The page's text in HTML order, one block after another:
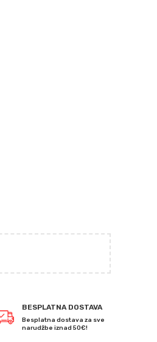
BESPLATNA DOSTAVA
Besplatna dostava za sve
narudžbe iznad 50€!